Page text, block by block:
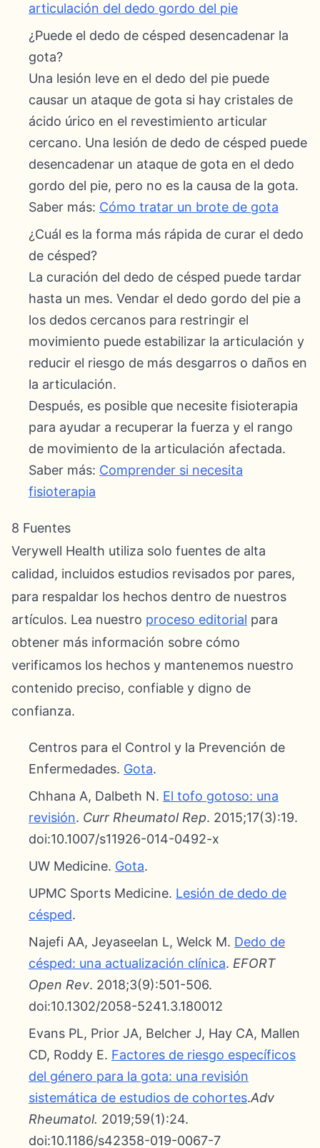
articulación del dedo gordo del pie
¿Puede el dedo de césped desencadenar la
gota?
Una lesión leve en el dedo del pie puede
causar un ataque de gota si hay cristales de
ácido úrico en el revestimiento articular
cercano. Una lesión de dedo de césped puede
desencadenar un ataque de gota en el dedo
gordo del pie, pero no es la causa de la gota.
Saber más: Cómo tratar un brote de gota
¿Cuál es la forma más rápida de curar el dedo
de césped?
La curación del dedo de césped puede tardar
hasta un mes. Vendar el dedo gordo del pie a
los dedos cercanos para restringir el
movimiento puede estabilizar la articulación y
reducir el riesgo de más desgarros o daños en
la articulación.
Después, es posible que necesite fisioterapia
para ayudar a recuperar la fuerza y el rango
de movimiento de la articulación afectada.
Saber más: Comprender si necesita
fisioterapia
8 Fuentes
Verywell Health utiliza solo fuentes de alta
calidad, incluidos estudios revisados por pares,
para respaldar los hechos dentro de nuestros
artículos. Lea nuestro proceso editorial para
obtener más información sobre cómo
verificamos los hechos y mantenemos nuestro
contenido preciso, confiable y digno de
confianza.
Centros para el Control y la Prevención de
Enfermedades. Gota.
Chhana A, Dalbeth N. El tofo gotoso: una
revisión. Curr Rheumatol Rep. 2015;17(3):19.
doi:10.1007/s11926-014-0492-x
UW Medicine. Gota.
UPMC Sports Medicine. Lesión de dedo de
césped.
Najefi AA, Jeyaseelan L, Welck M. Dedo de
césped: una actualización clínica. EFORT
Open Rev. 2018;3(9):501-506.
doi:10.1302/2058-5241.3.180012
Evans PL, Prior JA, Belcher J, Hay CA, Mallen
CD, Roddy E. Factores de riesgo específicos
del género para la gota: una revisión
sistemática de estudios de cohortes.Adv
Rheumatol. 2019;59(1):24.
doi:10.1186/s42358-019-0067-7